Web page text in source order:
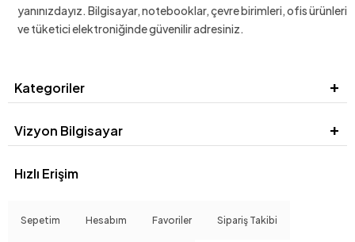
yanınızdayız. Bilgisayar, notebooklar, çevre birimleri, ofis ürünleri
ve tüketici elektroniğinde güvenilir adresiniz.
Kategoriler
Vizyon Bilgisayar
Hızlı Erişim
Sepetim Hesabım Favoriler Sipariş Takibi